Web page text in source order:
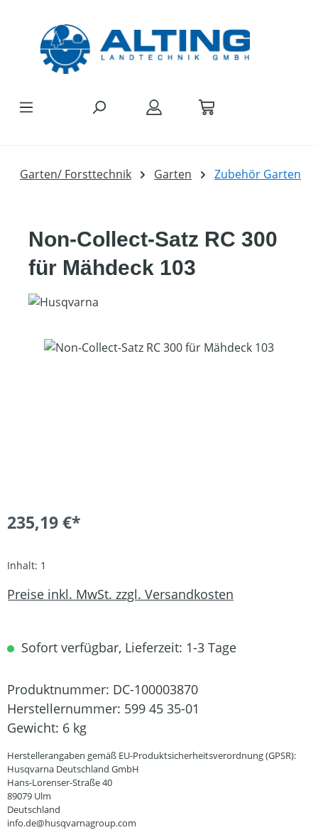
Garten/ Forsttechnik Garten Zubehör Garten
Non-Collect-Satz RC 300
für Mähdeck 103
Bildergalerie überspringen
235,19 €*
Inhalt: 1
Preise inkl. MwSt. zzgl. Versandkosten
Sofort verfügbar, Lieferzeit: 1-3 Tage
Produktnummer: DC-100003870
Herstellernummer: 599 45 35-01
Gewicht: 6 kg
Herstellerangaben gemäß EU-Produktsicherheitsverordnung (GPSR):
Husqvarna Deutschland GmbH
Hans-Lorenser-Straße 40
89079 Ulm
Deutschland
info.de@husqvarnagroup.com